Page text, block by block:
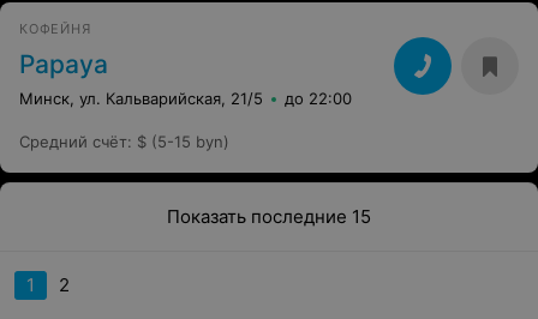
КОФЕЙНЯ
Papaya
Минск, ул. Кальварийская, 21/5 до 22:00
Средний счёт: $ (5-15 byn)
Показать последние 15
1 2